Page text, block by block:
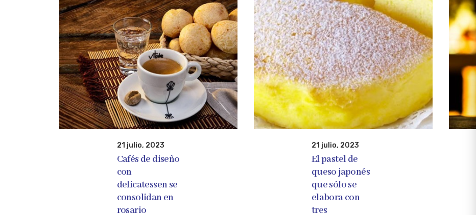
21 julio, 2023
Cafés de diseño
con
delicatessen se
consolidan en
rosario
21 julio, 2023
El pastel de
queso japonés
que sólo se
elabora con
tres